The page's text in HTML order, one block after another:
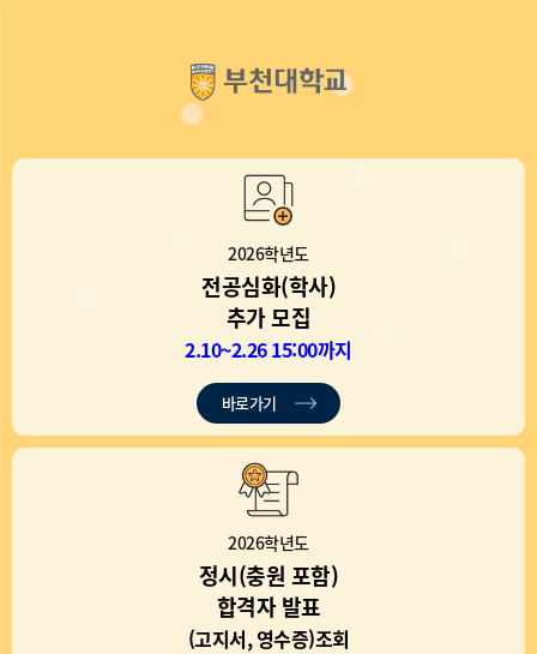
2026학년도
전공심화(학사)
추가 모집
2.10~2.26 15:00까지
바로가기
2026학년도
정시(충원 포함)
합격자 발표
(고지서, 영수증)조회